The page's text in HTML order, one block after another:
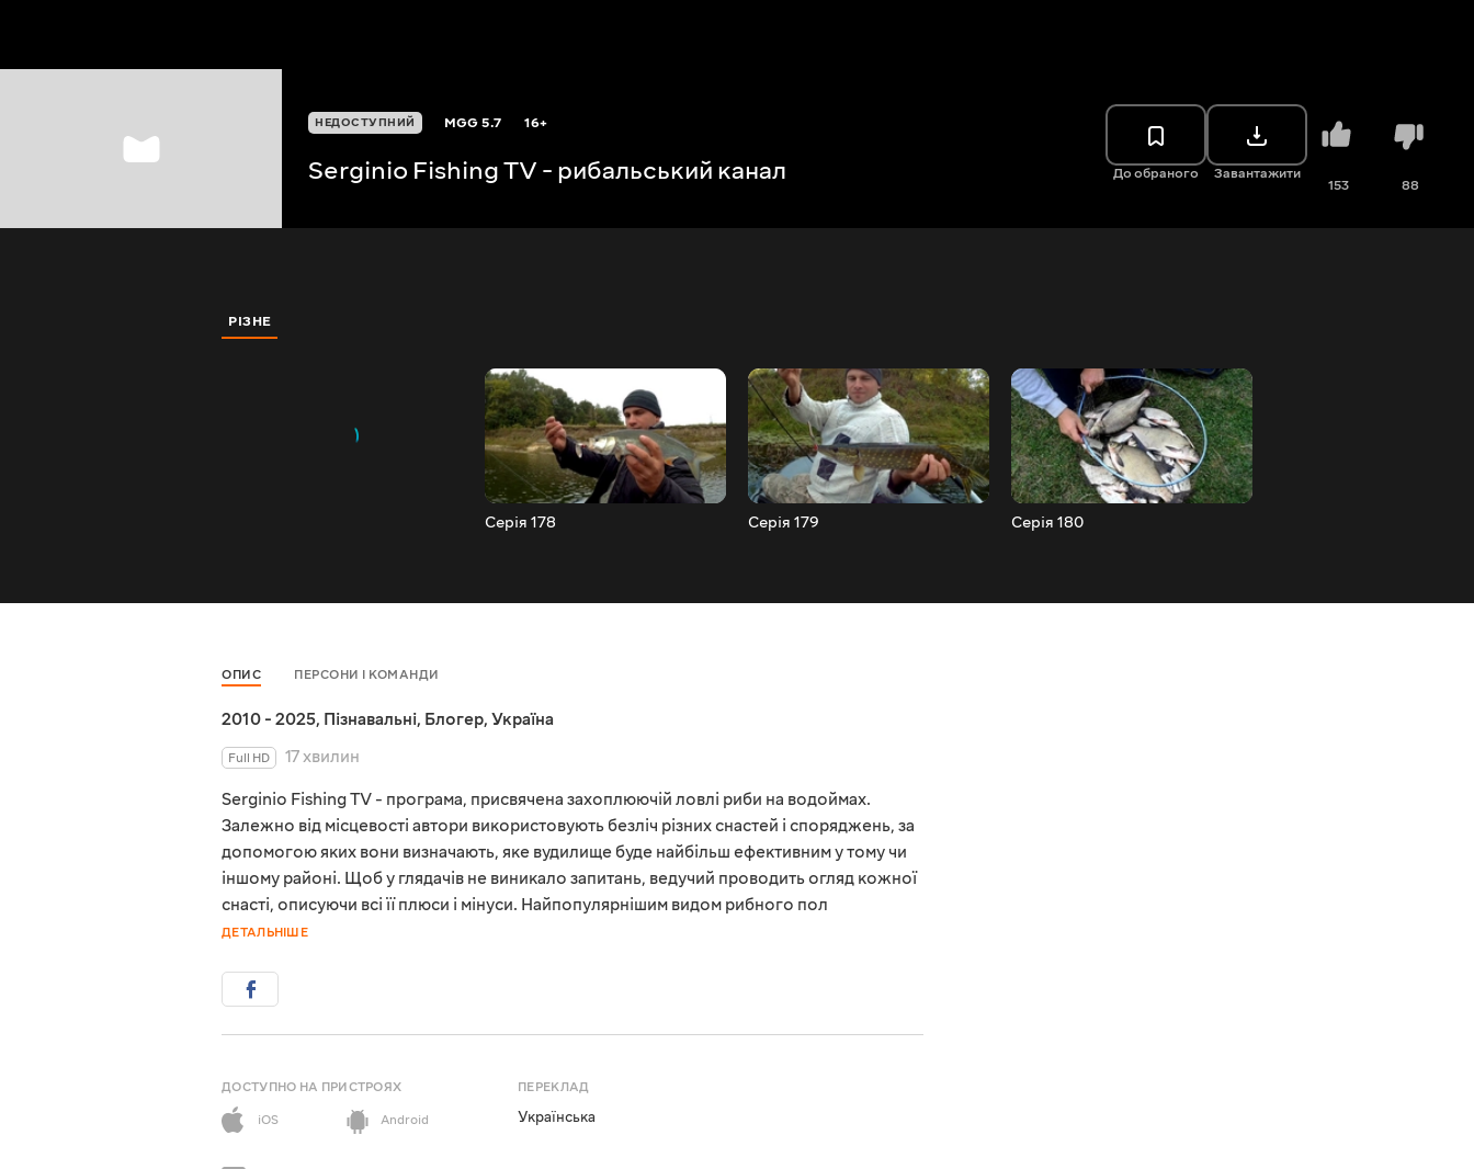
НЕДОСТУПНИЙ MGG5.7 16+
Serginio Fishing TV - рибальський канал До обраного Завантажити
153 88
РІЗНЕ
Серія 178 Серія 179 Серія 180
ОПИС ПЕРСОНИ І КОМАНДИ
2010 - 2025, Пізнавальні, Блогер, Україна
Full HD
17 хвилин
Serginio Fishing TV - програма, присвячена захоплюючій ловлі риби на водоймах.
Залежно від місцевості автори використовують безліч різних снастей і споряджень, за
допомогою яких вони визначають, яке вудилище буде найбільш ефективним у тому чи
іншому районі. Щоб у глядачів не виникало запитань, ведучий проводить огляд кожної
снасті, описуючи всі її плюси і мінуси. Найпопулярнішим видом рибного пол
ДЕТАЛЬНІШЕ
ДОСТУПНО НА ПРИСТРОЯХ
iOS
Android
ПЕРЕКЛАД
Українська